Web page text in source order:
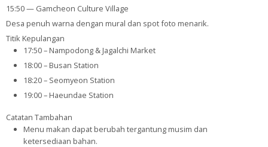
15:50 — Gamcheon Culture Village
Desa penuh warna dengan mural dan spot foto menarik.
Titik Kepulangan
17:50 – Nampodong & Jagalchi Market
18:00 – Busan Station
18:20 – Seomyeon Station
19:00 – Haeundae Station
Catatan Tambahan
Menu makan dapat berubah tergantung musim dan
ketersediaan bahan.